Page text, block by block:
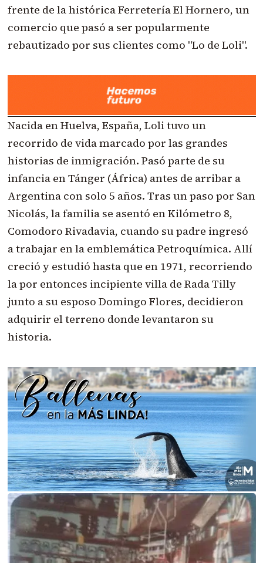
frente de la histórica Ferretería El Hornero, un
comercio que pasó a ser popularmente
rebautizado por sus clientes como "Lo de Loli".
Nacida en Huelva, España, Loli tuvo un
recorrido de vida marcado por las grandes
historias de inmigración. Pasó parte de su
infancia en Tánger (África) antes de arribar a
Argentina con solo 5 años. Tras un paso por San
Nicolás, la familia se asentó en Kilómetro 8,
Comodoro Rivadavia, cuando su padre ingresó
a trabajar en la emblemática Petroquímica. Allí
creció y estudió hasta que en 1971, recorriendo
la por entonces incipiente villa de Rada Tilly
junto a su esposo Domingo Flores, decidieron
adquirir el terreno donde levantaron su
historia.